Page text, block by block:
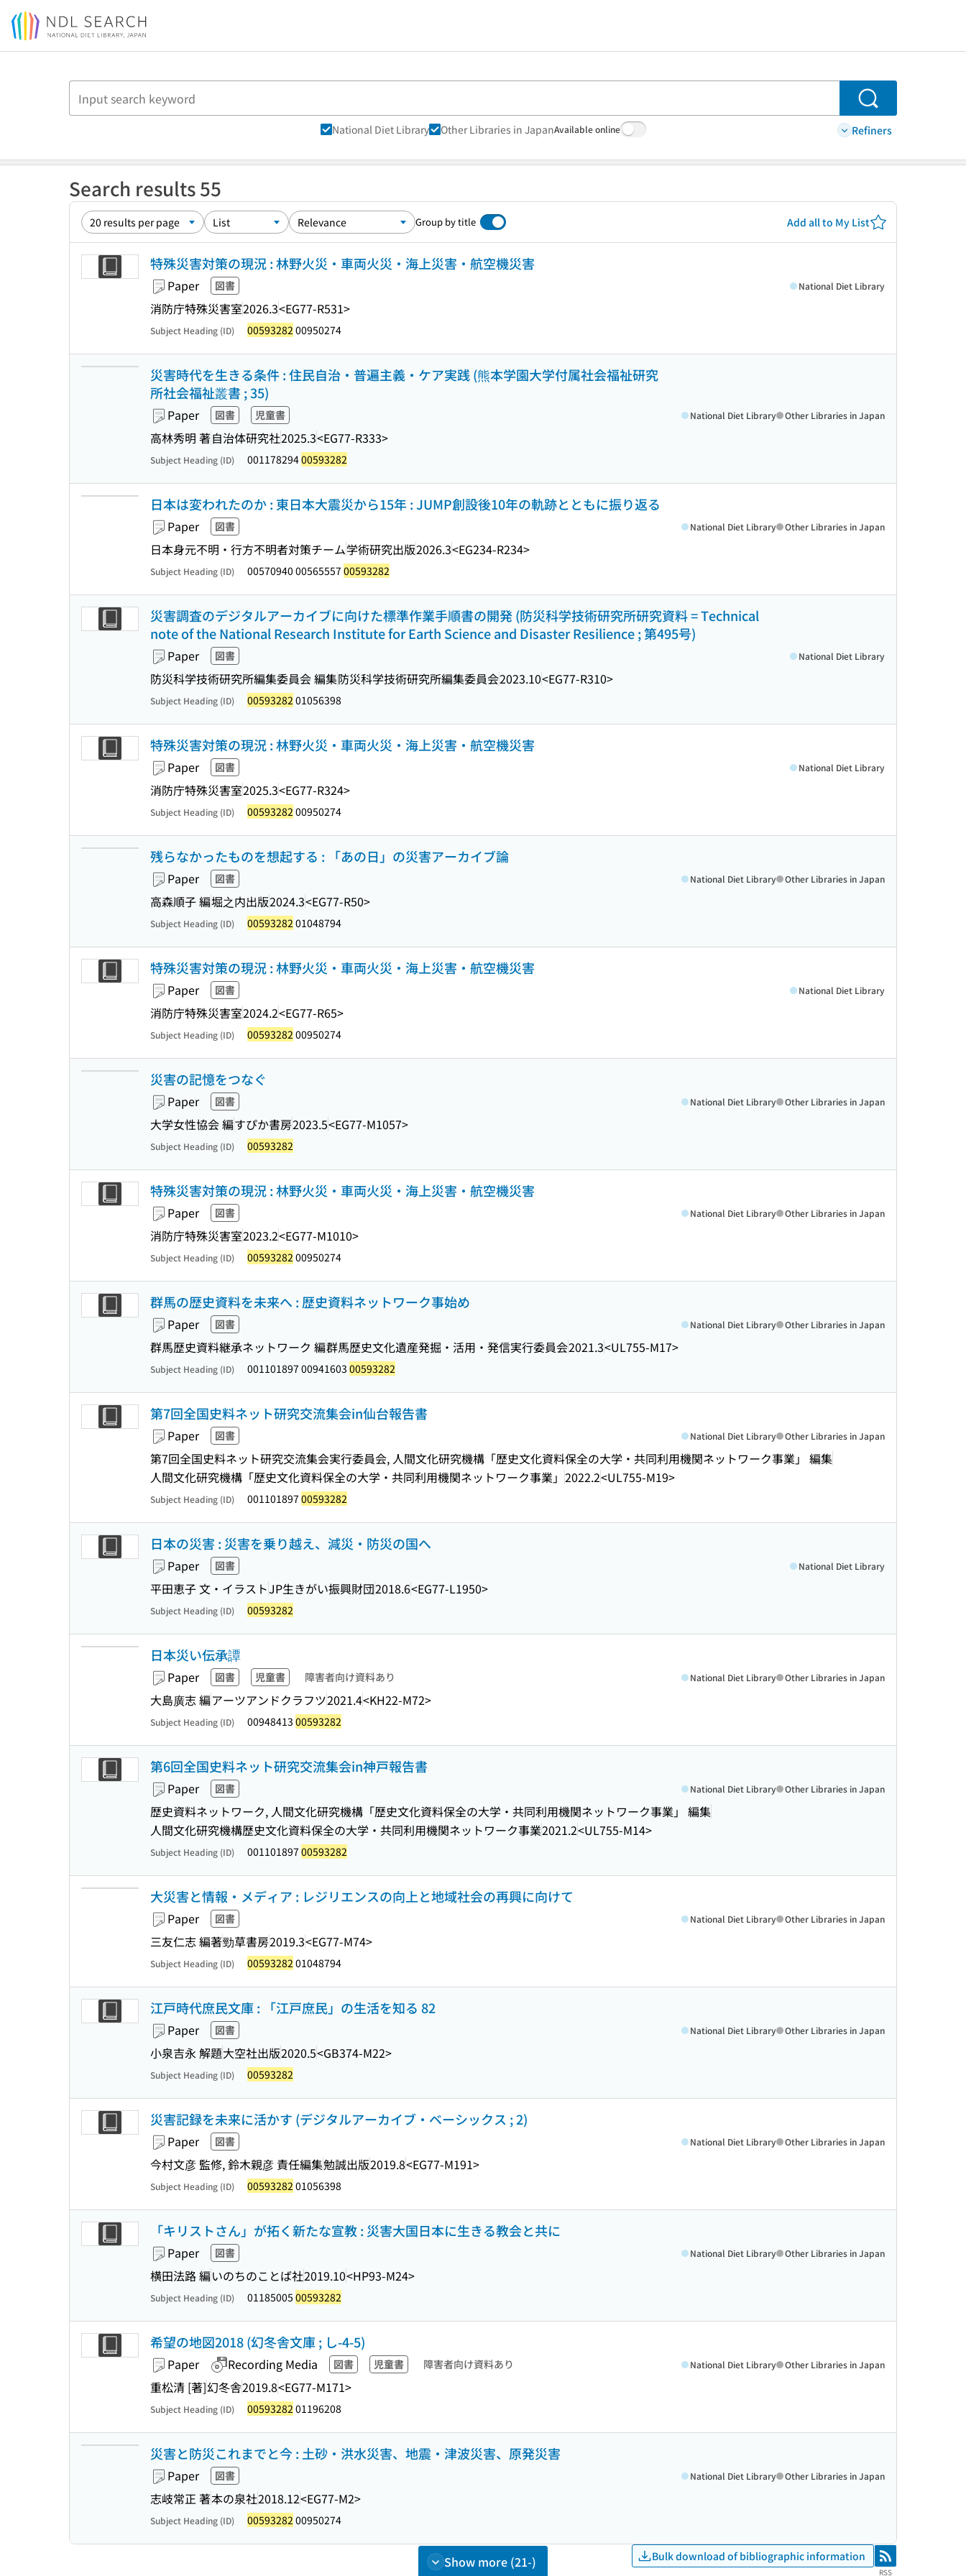
Jump to main content
Search
National Diet Library Other Libraries in JapanAvailable online Refiners
Search results 55
Group by title Add all to My List
特殊災害対策の現況 : 林野火災・車両火災・海上災害・航空機災害
Paper 図書
消防庁特殊災害室2026.3<EG77-R531>
National Diet Library
Subject Heading (ID) 00593282 00950274
災害時代を生きる条件 : 住民自治・普遍主義・ケア実践 (熊本学園大学付属社会福祉研究
所社会福祉叢書 ; 35)
Paper 図書 児童書
高林秀明 著自治体研究社2025.3<EG77-R333>
National Diet Library Other Libraries in Japan
Subject Heading (ID) 00117829400593282
日本は変われたのか : 東日本大震災から15年 : JUMP創設後10年の軌跡とともに振り返る
Paper 図書
日本身元不明・行方不明者対策チーム学術研究出版2026.3<EG234-R234>
National Diet Library Other Libraries in Japan
Subject Heading (ID) 00570940 00565557 00593282
災害調査のデジタルアーカイブに向けた標準作業手順書の開発 (防災科学技術研究所研究資料 = Technical
note of the National Research Institute for Earth Science and Disaster Resilience ; 第495号)
Paper 図書
防災科学技術研究所編集委員会 編集防災科学技術研究所編集委員会2023.10<EG77-R310>
National Diet Library
Subject Heading (ID) 00593282 01056398
特殊災害対策の現況 : 林野火災・車両火災・海上災害・航空機災害
Paper 図書
消防庁特殊災害室2025.3<EG77-R324>
National Diet Library
Subject Heading (ID) 00593282 00950274
残らなかったものを想起する : 「あの日」の災害アーカイブ論
Paper 図書
高森順子 編堀之内出版2024.3<EG77-R50>
National Diet Library Other Libraries in Japan
Subject Heading (ID) 00593282 01048794
特殊災害対策の現況 : 林野火災・車両火災・海上災害・航空機災害
Paper 図書
消防庁特殊災害室2024.2<EG77-R65>
National Diet Library
Subject Heading (ID) 00593282 00950274
災害の記憶をつなぐ
Paper 図書
大学女性協会 編すぴか書房2023.5<EG77-M1057>
National Diet Library Other Libraries in Japan
Subject Heading (ID) 00593282
特殊災害対策の現況 : 林野火災・車両火災・海上災害・航空機災害
Paper 図書
消防庁特殊災害室2023.2<EG77-M1010>
National Diet Library Other Libraries in Japan
Subject Heading (ID) 00593282 00950274
群馬の歴史資料を未来へ : 歴史資料ネットワーク事始め
Paper 図書
群馬歴史資料継承ネットワーク 編群馬歴史文化遺産発掘・活用・発信実行委員会2021.3<UL755-M17>
National Diet Library Other Libraries in Japan
Subject Heading (ID) 001101897 00941603 00593282
第7回全国史料ネット研究交流集会in仙台報告書
Paper 図書
第7回全国史料ネット研究交流集会実行委員会, 人間文化研究機構「歴史文化資料保全の大学・共同利用機関ネットワーク事業」 編集
人間文化研究機構「歴史文化資料保全の大学・共同利用機関ネットワーク事業」 2022.2<UL755-M19>
National Diet Library Other Libraries in Japan
Subject Heading (ID) 001101897 00593282
日本の災害 : 災害を乗り越え、減災・防災の国へ
Paper 図書
平田恵子 文・イラストJP生きがい振興財団2018.6<EG77-L1950>
National Diet Library
Subject Heading (ID) 00593282
日本災い伝承譚
Paper 図書 児童書 障害者向け資料あり
大島廣志 編アーツアンドクラフツ2021.4<KH22-M72>
National Diet Library Other Libraries in Japan
Subject Heading (ID) 00948413 00593282
第6回全国史料ネット研究交流集会in神戸報告書
Paper 図書
歴史資料ネットワーク, 人間文化研究機構「歴史文化資料保全の大学・共同利用機関ネットワーク事業」 編集
人間文化研究機構歴史文化資料保全の大学・共同利用機関ネットワーク事業2021.2<UL755-M14>
National Diet Library Other Libraries in Japan
Subject Heading (ID) 001101897 00593282
大災害と情報・メディア : レジリエンスの向上と地域社会の再興に向けて
Paper 図書
三友仁志 編著勁草書房2019.3<EG77-M74>
National Diet Library Other Libraries in Japan
Subject Heading (ID) 00593282 01048794
江戸時代庶民文庫 : 「江戸庶民」の生活を知る 82
Paper 図書
小泉吉永 解題大空社出版2020.5<GB374-M22>
National Diet Library Other Libraries in Japan
Subject Heading (ID) 00593282
災害記録を未来に活かす (デジタルアーカイブ・ベーシックス ; 2)
Paper 図書
今村文彦 監修, 鈴木親彦 責任編集勉誠出版2019.8<EG77-M191>
National Diet Library Other Libraries in Japan
Subject Heading (ID) 00593282 01056398
「キリストさん」が拓く新たな宣教 : 災害大国日本に生きる教会と共に
Paper 図書
横田法路 編いのちのことば社2019.10<HP93-M24>
National Diet Library Other Libraries in Japan
Subject Heading (ID) 01185005 00593282
希望の地図2018 (幻冬舎文庫 ; し-4-5)
Paper Recording Media 図書 児童書 障害者向け資料あり
重松清 [著]幻冬舎2019.8<EG77-M171>
National Diet Library Other Libraries in Japan
Subject Heading (ID) 00593282 01196208
災害と防災これまでと今 : 土砂・洪水災害、地震・津波災害、原発災害
Paper 図書
志岐常正 著本の泉社2018.12<EG77-M2>
National Diet Library Other Libraries in Japan
Subject Heading (ID) 00593282 00950274
Show more (21-) Bulk download of bibliographic information RSS
RSS